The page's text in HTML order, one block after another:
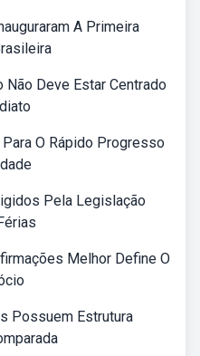
A Primeira
Deve Estar Centrado
O Rápido Progresso
Pela Legislação
Melhor Define O
Possuem Estrutura